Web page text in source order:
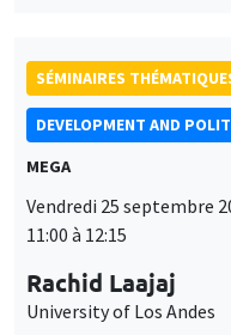
SÉMINAIRES
DEVELOPMENT AND
MEGA
Vendredi 25 septembre
11:00 à 12:15
Rachid Laajaj
University of Los Andes